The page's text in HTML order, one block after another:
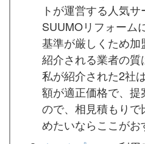
トが運営する人気
SUUMOリフォーム
基準が厳しくため加
紹介される業者の
私が紹介された2社
額が適正価格で、
ので、相見積もり
めたいならここがお